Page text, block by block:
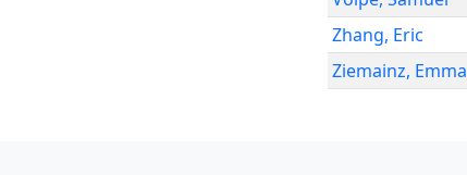
Zhang, Eric
Ziemainz, Emma